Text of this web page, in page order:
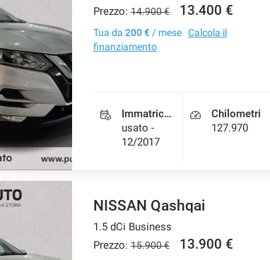
Prezzo: 14.900 € 13.400 €
Tua da 200 €/ mese Calcola il
finanziamento
Immatricolazione
usato -
12/2017
Chilometri
127.970
NISSAN Qashqai
1.5 dCi Business
Prezzo: 15.900 € 13.900 €